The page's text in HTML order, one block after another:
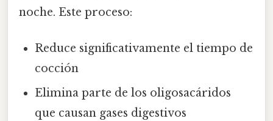
noche. Este proceso:
Reduce significativamente el tiempo de
cocción
Elimina parte de los oligosacáridos
que causan gases digestivos